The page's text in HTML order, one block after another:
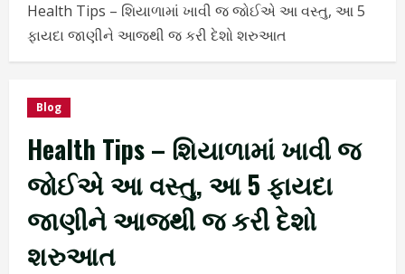
Health Tips – શિયાળામાં ખાવી જ જોઈએ આ વસ્તુ, આ 5
ફાયદા જાણીને આજથી જ કરી દેશો શરુઆત
Blog
Health Tips – શિયાળામાં ખાવી જ
જોઈએ આ વસ્તુ, આ 5 ફાયદા
જાણીને આજથી જ કરી દેશો
શરુઆત